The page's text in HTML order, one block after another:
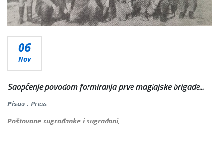
06
Nov
Saopćenje povodom formiranja prve maglajske brigade...
Pisao : Press
Poštovane sugrađanke i sugrađani,